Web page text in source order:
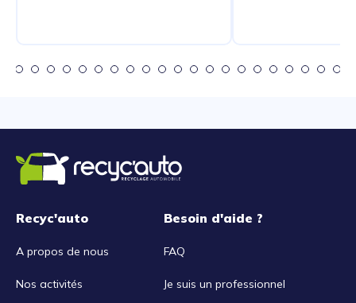
Recyc'auto
A propos de nous
Nos activités
Besoin d'aide ?
FAQ
Je suis un professionnel